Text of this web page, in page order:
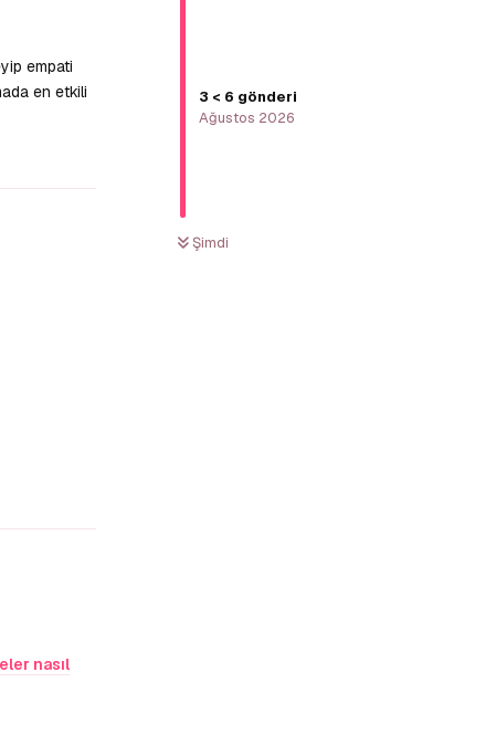
3 < 6 gönderi
Ağustos 2026
Şimdi
empati
en etkili
nasıl